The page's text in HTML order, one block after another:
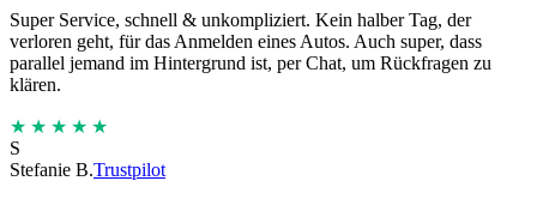
Super Service, schnell & unkompliziert. Kein halber Tag, der
verloren geht, für das Anmelden eines Autos. Auch super, dass
parallel jemand im Hintergrund ist, per Chat, um Rückfragen zu
klären.
★★★★★
S
Stefanie B.Trustpilot